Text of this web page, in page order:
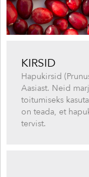
KIRSID
Hapukirsid
Aasiast. Neid
toitumiseks
on teada, et
tervist.